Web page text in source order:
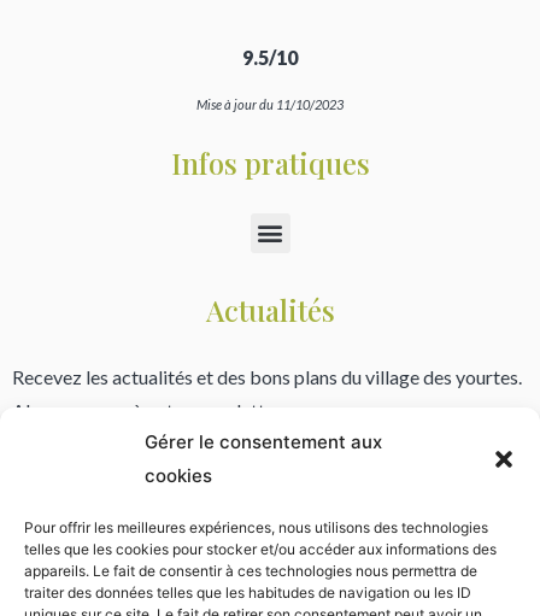
Gérer le consentement aux
cookies
Pour offrir les meilleures expériences, nous utilisons des technologies
telles que les cookies pour stocker et/ou accéder aux informations des
appareils. Le fait de consentir à ces technologies nous permettra de
traiter des données telles que les habitudes de navigation ou les ID
9.5/10
Mise à jour du 11/10/2023
Infos pratiques
Actualités
Recevez les actualités et des bons plans du village des yourtes.
Abonnez vous à notre newsletter.
* Vos informations font l’objet d’un traitement informatique destiné à l'envoi de notre bulletin. Votre email ne
sera jamais publié ni cédé à des tiers. Conformément à la règlementation vous disposez d’un droit d’accès et au
retrait de vos données. Lisez notre politique de confidentialité.